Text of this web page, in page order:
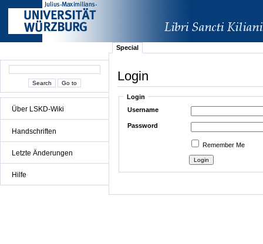
Über LSKD-Wiki
Handschriften
Letzte Änderungen
Hilfe
Special
Login
Login
Username
Password
Remember Me